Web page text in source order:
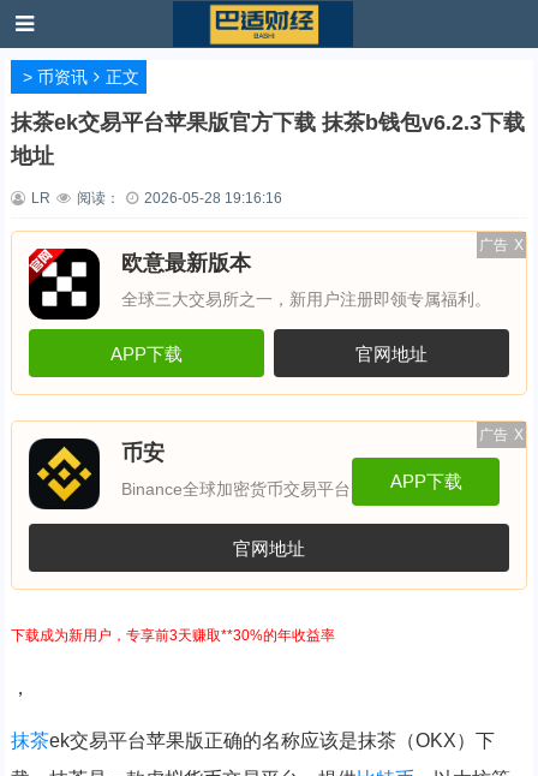
> 币资讯 正文
抹茶ek交易平台苹果版官方下载 抹茶b钱包v6.2.3下载
地址
LR 阅读： 2026-05-28 19:16:16
广告 X
欧意最新版本
全球三大交易所之一，新用户注册即领专属福利。
APP下载 官网地址
广告 X
币安
Binance全球加密货币交易平台 APP下载
官网地址
下载成为新用户，专享前3天赚取**30%的年收益率
，
抹茶ek交易平台苹果版正确的名称应该是抹茶（OKX）下